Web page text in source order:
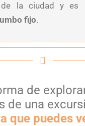
de la ciudad y es
fijo.
de
de una
que puedes